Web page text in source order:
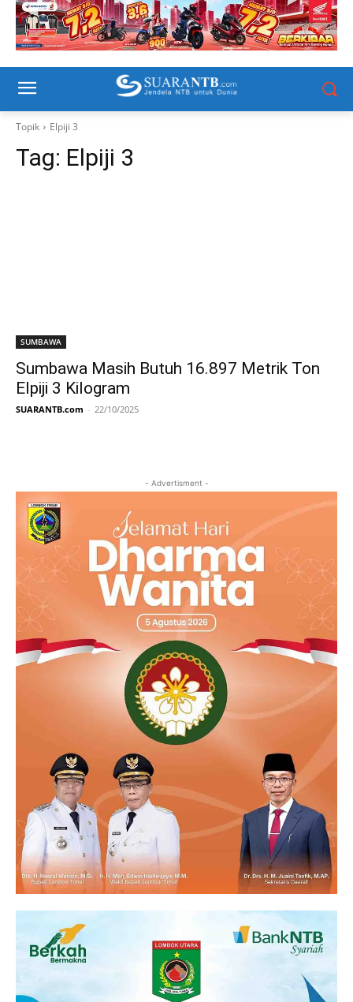
Topik Elpiji 3
Tag: Elpiji 3
SUMBAWA
Sumbawa Masih Butuh 16.897 Metrik Ton
Elpiji 3 Kilogram
SUARANTB.com - 22/10/2025
- Advertisment -